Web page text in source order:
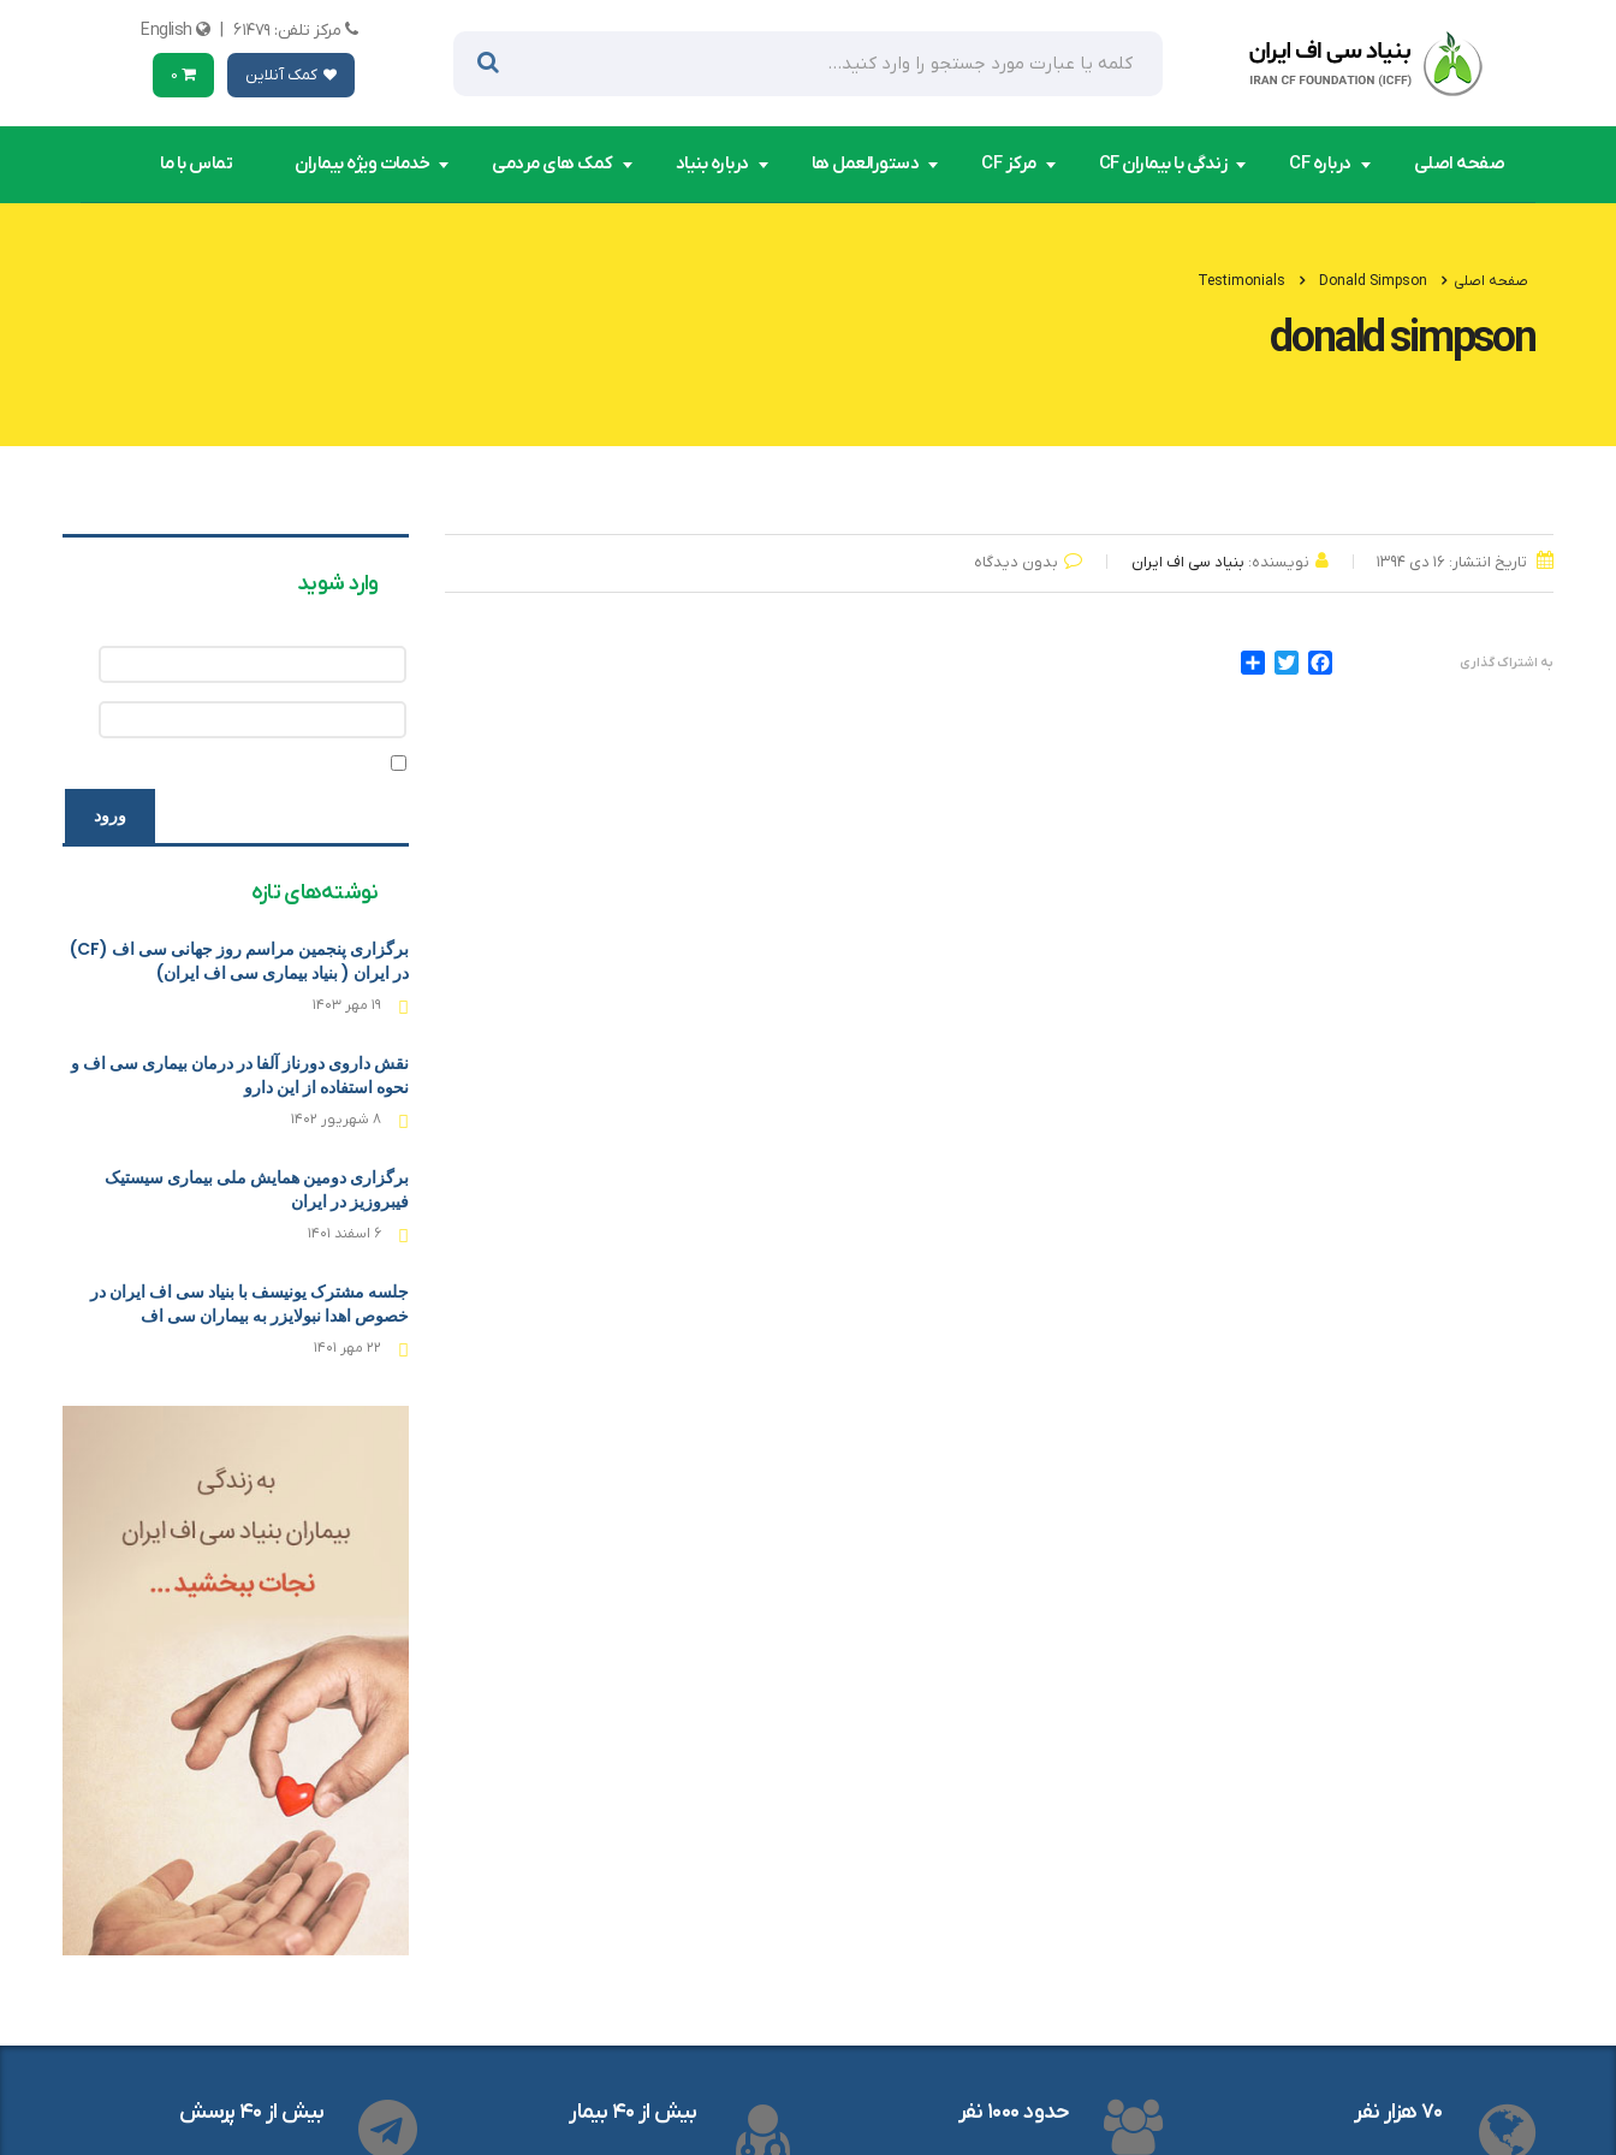
مرکز تلفن: ۶۱۴۷۹ |
English
کمک آنلاین 0
صفحه اصلی درباره CF زندگی با بیماران CF مرکز CF دستورالعمل ها درباره بنیاد کمک های مردمی خدمات ویژه بیماران تماس با ما
صفحه اصلی Testimonials Donald Simpson
donald simpson
تاریخ انتشار: ۱۶ دی ۱۳۹۴ نویسنده: بنیاد سی اف ایران بدون دیدگاه
به اشتراک گذاری
وارد شوید
ورود
نوشته‌های تازه
برگزاری پنجمین مراسم روز جهانی سی اف (CF)
در ایران ( بنیاد بیماری سی اف ایران)
۱۹ مهر ۱۴۰۳
نقش داروی دورناز آلفا در درمان بیماری سی اف و
نحوه استفاده از این دارو
۸ شهریور ۱۴۰۲
برگزاری دومین همایش ملی بیماری سیستیک
فیبروزیز در ایران
۶ اسفند ۱۴۰۱
جلسه مشترک یونیسف با بنیاد سی اف ایران در
خصوص اهدا نبولایزر به بیماران سی اف
۲۲ مهر ۱۴۰۱
۷۰ هزار نفر حدود ۱۰۰۰ نفر بیش از ۴۰ بیمار بیش از ۴۰ پرسش